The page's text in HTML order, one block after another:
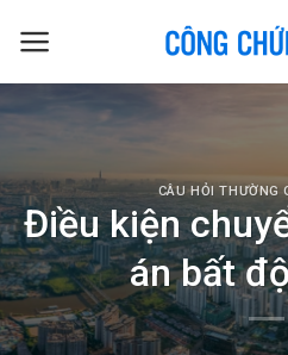
CÂU HỎI THƯỜNG
Điều kiện
án bất